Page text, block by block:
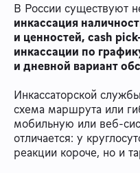
В России существуют
инкассация
и ценностей, cash
инкассации по
и дневной вариант
Инкассаторской
схема маршрута или
мобильную или веб-
отличается: у
реакции короче, но и